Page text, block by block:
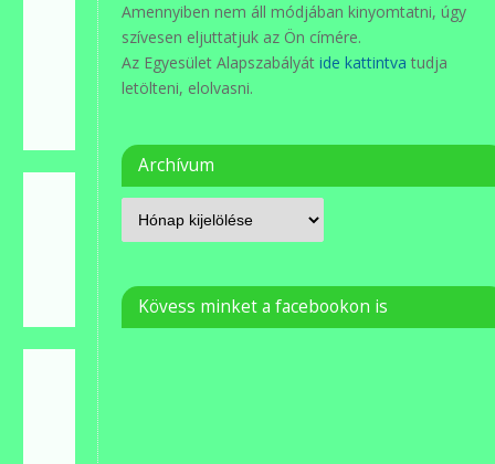
Amennyiben nem áll módjában kinyomtatni, úgy
szívesen eljuttatjuk az Ön címére.
Az Egyesület Alapszabályát ide kattintva tudja
letölteni, elolvasni.
Archívum
Kövess minket a facebookon is